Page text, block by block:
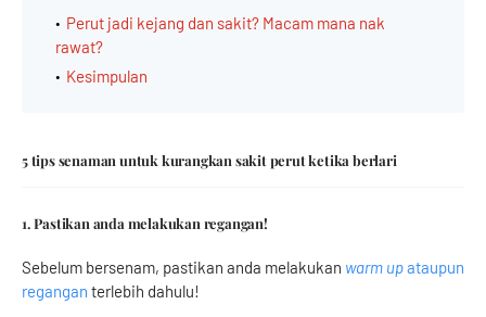
Perut jadi kejang dan sakit? Macam mana nak
rawat?
Kesimpulan
5 tips senaman untuk kurangkan sakit perut ketika berlari
1. Pastikan anda melakukan regangan!
Sebelum bersenam, pastikan anda melakukan warm upataupun
regangan terlebih dahulu!